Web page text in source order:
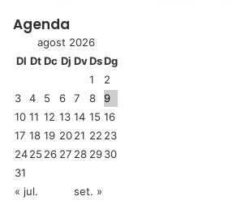
Agenda
agost 2026
Dl DtDc Dj DvDsDg
1
2
3
4 5 6 7 8
9
10 11 12 13 14 15 16
17 18 19 2021 22 23
2425 26 27 28 2930
31
« jul.
set. »